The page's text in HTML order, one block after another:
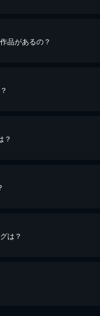
品があるの？
？
ジットカード決済による作品の
は？